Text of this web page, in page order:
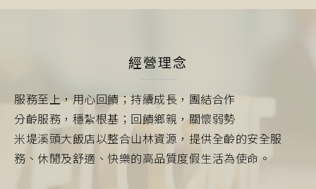
經營理念
服務至上，用心回饋；持續成長，團結合作
分齡服務，穩紮根基；回饋鄉親，關懷弱勢
米堤溪頭大飯店以整合山林資源，提供全齡的安全服
務、休閒及舒適、快樂的高品質度假生活為使命。